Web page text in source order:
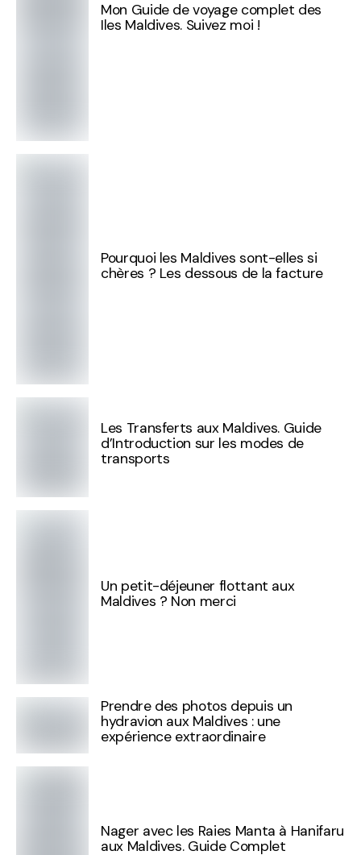
Mon Guide de voyage complet des
Iles Maldives. Suivez moi !
Pourquoi les Maldives sont-elles si
chères ? Les dessous de la facture
Les Transferts aux Maldives. Guide
d’Introduction sur les modes de
transports
Un petit-déjeuner flottant aux
Maldives ? Non merci
Prendre des photos depuis un
hydravion aux Maldives : une
expérience extraordinaire
Nager avec les Raies Manta à Hanifaru
aux Maldives. Guide Complet